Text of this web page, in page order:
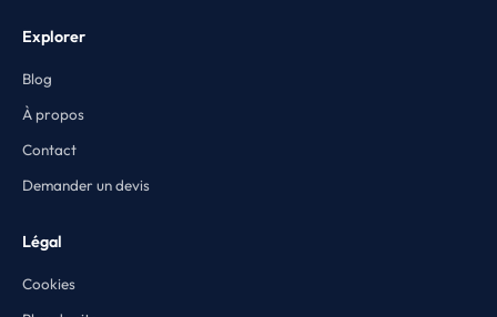
Explorer
Blog
À propos
Contact
Demander un devis
Légal
Cookies